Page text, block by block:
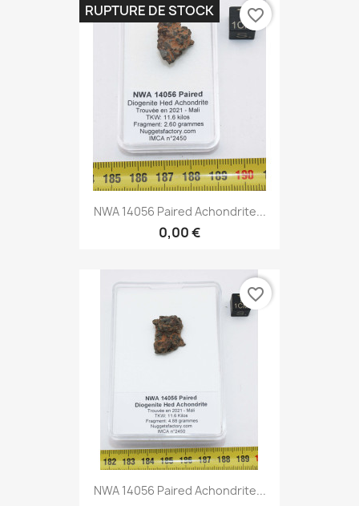
NWA 14056 Paired Achondrite...
0,00 €
RUPTURE DE STOCK favorite_border
NWA 14056 Paired Achondrite...
favorite_border